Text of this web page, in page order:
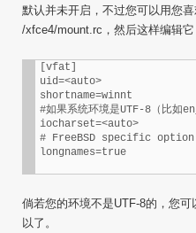
默认并未开启，不过您可以用您
/xfce4/mount.rc，然后这样编辑它
[vfat]
uid=<auto>
shortname=winnt
#如果系统环境是UTF-8（比如
iocharset=<auto>
# FreeBSD specific option
倘若您的环境不是UTF-8的，您
以了。